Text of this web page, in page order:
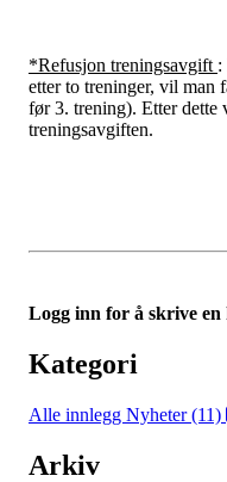
*Refusjon treningsavgift :
etter to treninger, vil man
før 3. trening). Etter dette
treningsavgiften.
Logg inn for å skrive en
Kategori
Alle innlegg Nyheter (11)
Arkiv